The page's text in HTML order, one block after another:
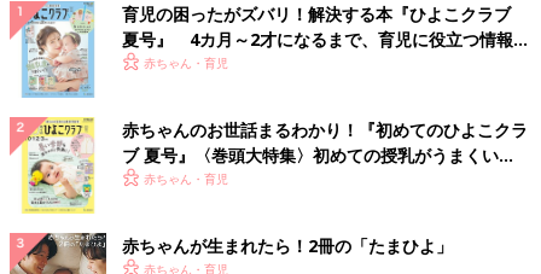
出典：Instagramアカウント「ryukoto.mama」
こちらはryukoto.mamaさんのしまむら購入品。
ANGELBLUE（エンジェルブルー）好きにはたまらないデザイン
だそうで、こちらの方はピンクとブラックのアイテムをセレクト
♪ 大きめな作りになっているそうで、ゆったり着られそうです。
ミニー＆デイジーのフリースパジャマが1,969円！
育児の困ったがズバリ！解決する本『ひよこクラブ
夏号』 4カ月～2才になるまで、育児に役立つ情報が
いっぱい！
赤ちゃん・育児
赤ちゃんのお世話まるわかり！『初めてのひよこクラ
ブ 夏号』〈巻頭大特集〉初めての授乳がうまくい
く！ おっぱい・ミルクの基本と夏のトラブル 解決テ
赤ちゃん・育児
赤ちゃんが生まれたら！2冊の「たまひよ」
赤ちゃん・育児